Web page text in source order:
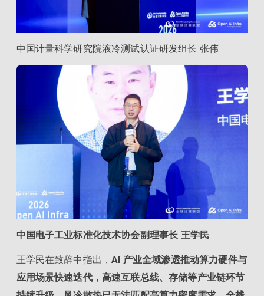
中国计量科学研究院液冷测试认证研发组长 张伟
中国电子工业标准化技术协会副理事长 王学民
王学民在致辞中指出，AI 产业全域渗透推动算力硬件与
应用场景快速迭代，高速互联总线、存储等产业链环节